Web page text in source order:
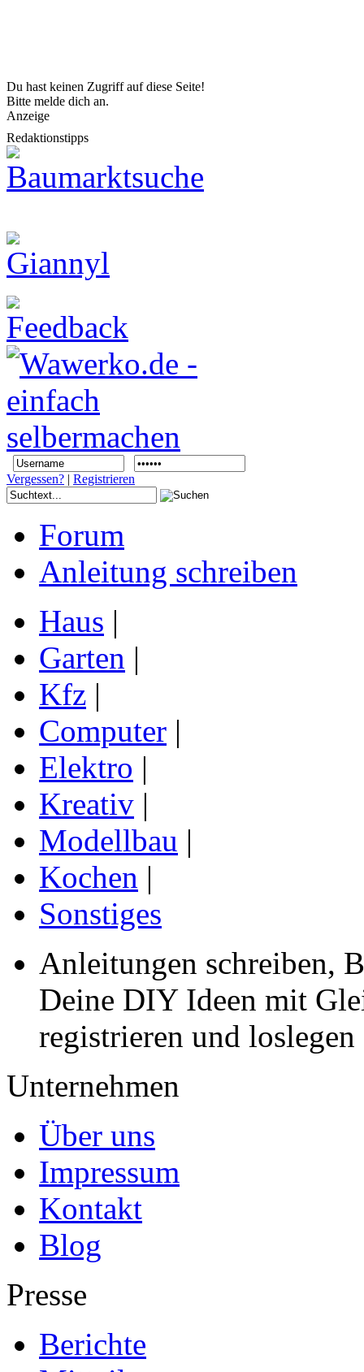
Du hast keinen Zugriff auf diese Seite!
Bitte melde dich an.
Anzeige
Redaktionstipps
Vergessen? | Registrieren
Forum
Anleitung schreiben
Haus |
Garten |
Kfz |
Computer |
Elektro |
Kreativ |
Modellbau |
Kochen |
Sonstiges
Anleitungen schreiben,
Deine DIY Ideen mit
registrieren und loslegen
Unternehmen
Über uns
Impressum
Kontakt
Blog
Presse
Berichte